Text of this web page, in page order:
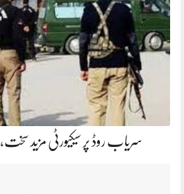
سریاب روڈ پر سیکیورٹی مزید سخت، 6 ہزار اہلکار تعینات